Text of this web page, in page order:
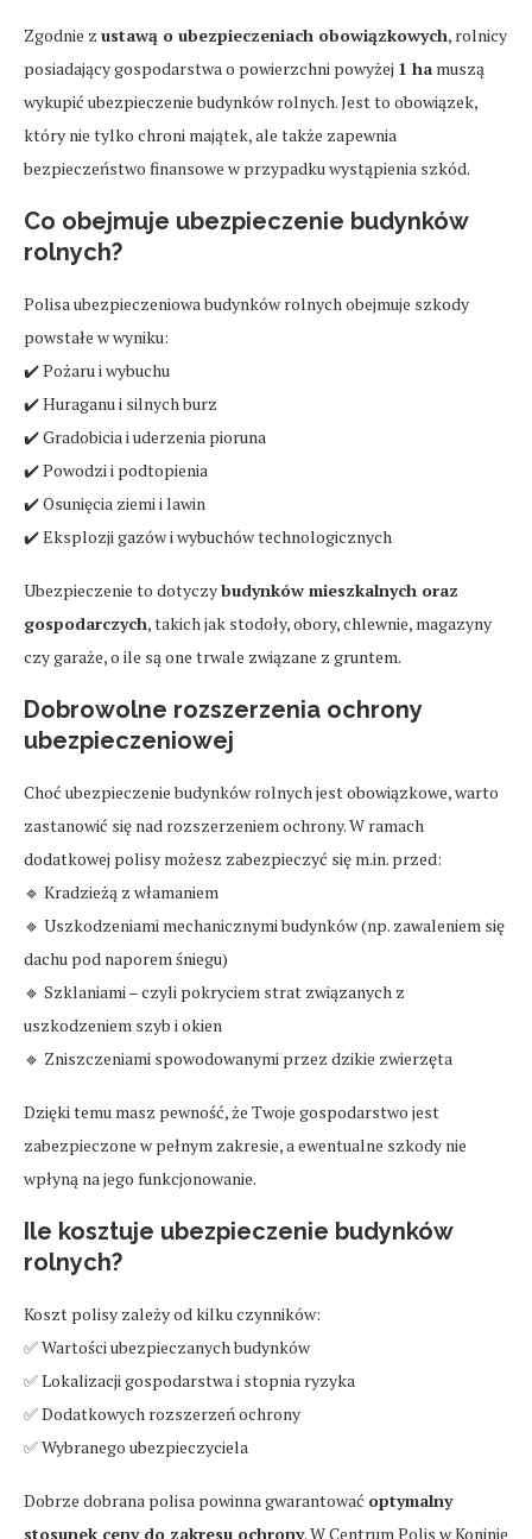
Zgodnie z ustawą o ubezpieczeniach obowiązkowych, rolnicy
posiadający gospodarstwa o powierzchni powyżej 1 ha muszą
wykupić ubezpieczenie budynków rolnych. Jest to obowiązek,
który nie tylko chroni majątek, ale także zapewnia
bezpieczeństwo finansowe w przypadku wystąpienia szkód.
Co obejmuje ubezpieczenie budynków
rolnych?
Polisa ubezpieczeniowa budynków rolnych obejmuje szkody
powstałe w wyniku:
✔️ Pożaru i wybuchu
✔️ Huraganu i silnych burz
✔️ Gradobicia i uderzenia pioruna
✔️ Powodzi i podtopienia
✔️ Osunięcia ziemi i lawin
✔️ Eksplozji gazów i wybuchów technologicznych
Ubezpieczenie to dotyczybudynków mieszkalnych oraz
gospodarczych, takich jak stodoły, obory, chlewnie, magazyny
czy garaże, o ile są one trwale związane z gruntem.
Dobrowolne rozszerzenia ochrony
ubezpieczeniowej
Choć ubezpieczenie budynków rolnych jest obowiązkowe, warto
zastanowić się nad rozszerzeniem ochrony. W ramach
dodatkowej polisy możesz zabezpieczyć się m.in. przed:
🔹 Kradzieżą z włamaniem
🔹 Uszkodzeniami mechanicznymi budynków (np. zawaleniem się
dachu pod naporem śniegu)
🔹 Szklaniami – czyli pokryciem strat związanych z
uszkodzeniem szyb i okien
🔹 Zniszczeniami spowodowanymi przez dzikie zwierzęta
Dzięki temu masz pewność, że Twoje gospodarstwo jest
zabezpieczone w pełnym zakresie, a ewentualne szkody nie
wpłyną na jego funkcjonowanie.
Ile kosztuje ubezpieczenie budynków
rolnych?
Koszt polisy zależy od kilku czynników:
✅ Wartości ubezpieczanych budynków
✅ Lokalizacji gospodarstwa i stopnia ryzyka
✅ Dodatkowych rozszerzeń ochrony
✅ Wybranego ubezpieczyciela
Dobrze dobrana polisa powinna gwarantować optymalny
stosunek ceny do zakresu ochrony. W Centrum Polis w Koninie